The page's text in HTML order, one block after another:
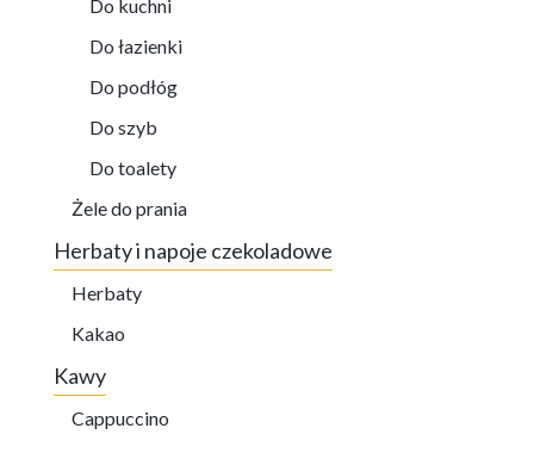
Do kuchni
Do łazienki
Do podłóg
Do szyb
Do toalety
Żele do prania
Herbaty i napoje czekoladowe
Herbaty
Kakao
Kawy
Cappuccino